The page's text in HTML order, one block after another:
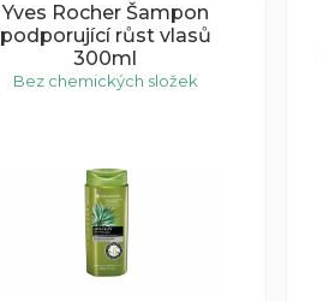
Yves Rocher Šampon
podporující růst vlasů
300ml
Bez chemických složek